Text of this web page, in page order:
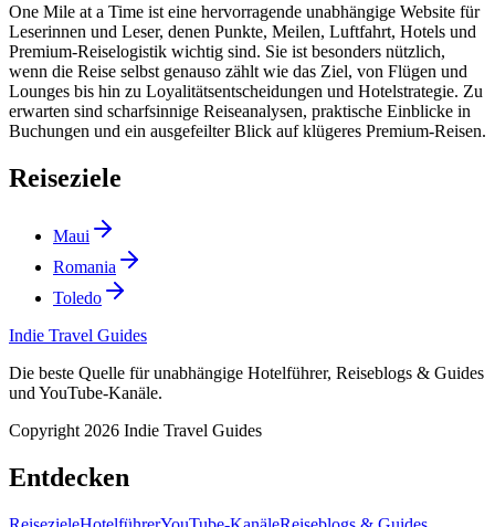
One Mile at a Time ist eine hervorragende unabhängige Website für
Leserinnen und Leser, denen Punkte, Meilen, Luftfahrt, Hotels und
Premium-Reiselogistik wichtig sind. Sie ist besonders nützlich,
wenn die Reise selbst genauso zählt wie das Ziel, von Flügen und
Lounges bis hin zu Loyalitätsentscheidungen und Hotelstrategie. Zu
erwarten sind scharfsinnige Reiseanalysen, praktische Einblicke in
Buchungen und ein ausgefeilter Blick auf klügeres Premium-Reisen.
Reiseziele
Maui
Romania
Toledo
Indie Travel Guides
Die beste Quelle für unabhängige Hotelführer, Reiseblogs & Guides
und YouTube-Kanäle.
Copyright 2026 Indie Travel Guides
Entdecken